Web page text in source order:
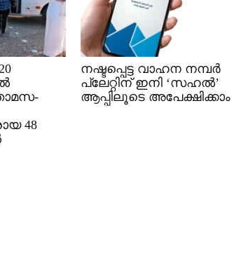
48
നഷ്ടപ്പെട്ട വാഹന നമ്പർ
പ്ലേറ്റിന് ഇനി ‘സഹൽ’
ആപ്പിലൂടെ അപേക്ഷിക്കാം